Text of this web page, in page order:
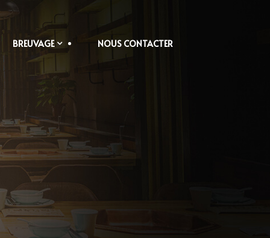
BREUVAGE NOUS CONTACTER